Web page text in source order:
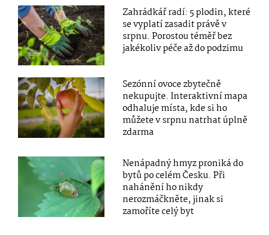
Zahrádkář radí: 5 plodin, které
se vyplatí zasadit právě v
srpnu. Porostou téměř bez
jakékoliv péče až do podzimu
Sezónní ovoce zbytečně
nekupujte. Interaktivní mapa
odhaluje místa, kde si ho
můžete v srpnu natrhat úplně
zdarma
Nenápadný hmyz proniká do
bytů po celém Česku. Při
nahánění ho nikdy
nerozmáčkněte, jinak si
zamoříte celý byt